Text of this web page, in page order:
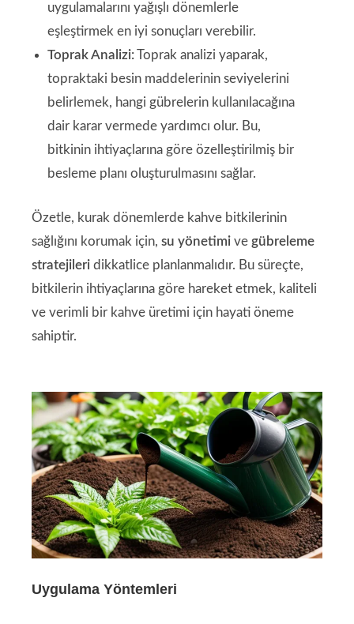
uygulamalarını yağışlı dönemlerle
eşleştirmek en iyi sonuçları verebilir.
Toprak Analizi:Toprak analizi yaparak,
topraktaki besin maddelerinin seviyelerini
belirlemek, hangi gübrelerin kullanılacağına
dair karar vermede yardımcı olur. Bu,
bitkinin ihtiyaçlarına göre özelleştirilmiş bir
besleme planı oluşturulmasını sağlar.
Özetle, kurak dönemlerde kahve bitkilerinin
sağlığını korumak için, su yönetimi ve gübreleme
stratejileri dikkatlice planlanmalıdır. Bu süreçte,
bitkilerin ihtiyaçlarına göre hareket etmek, kaliteli
ve verimli bir kahve üretimi için hayati öneme
sahiptir.
Uygulama Yöntemleri